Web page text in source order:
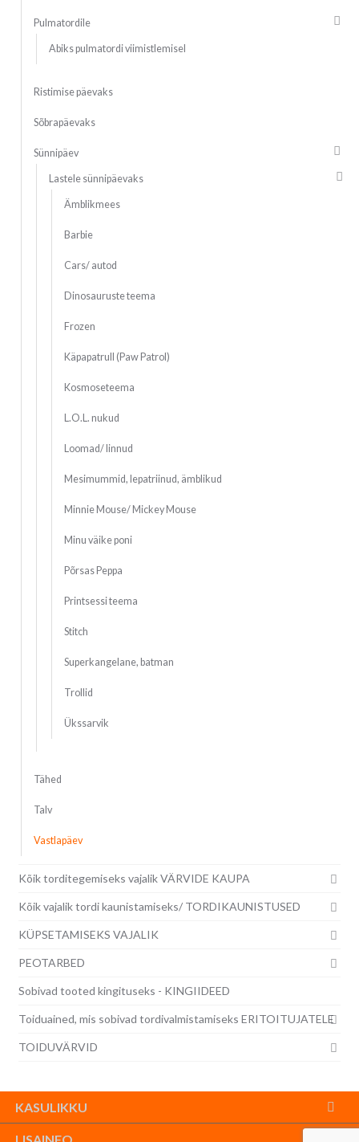
Pulmatordile
Abiks pulmatordi viimistlemisel
Ristimise päevaks
Sõbrapäevaks
Sünnipäev
Lastele sünnipäevaks
Ämblikmees
Barbie
Cars/ autod
Dinosauruste teema
Frozen
Käpapatrull (Paw Patrol)
Kosmoseteema
L.O.L. nukud
Loomad/ linnud
Mesimummid, lepatriinud, ämblikud
Minnie Mouse/ Mickey Mouse
Minu väike poni
Põrsas Peppa
Printsessi teema
Stitch
Superkangelane, batman
Trollid
Ükssarvik
Tähed
Talv
Vastlapäev
Kõik torditegemiseks vajalik VÄRVIDE KAUPA
Kõik vajalik tordi kaunistamiseks/ TORDIKAUNISTUSED
KÜPSETAMISEKS VAJALIK
PEOTARBED
Sobivad tooted kingituseks - KINGIIDEED
Toiduained, mis sobivad tordivalmistamiseks ERITOITUJATELE
TOIDUVÄRVID
KASULIKKU